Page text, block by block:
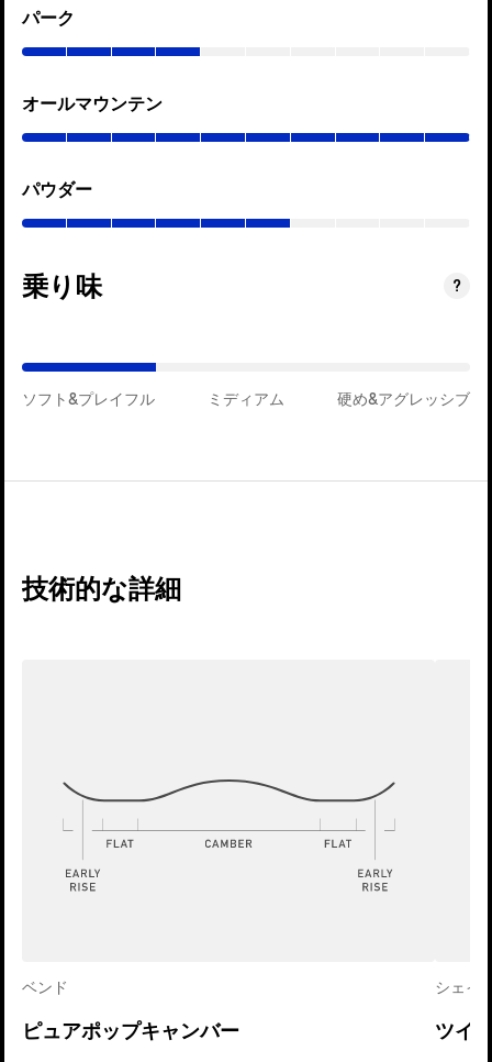
パーク
オールマウンテン
パウダー
乗り味
ア
ム)
?
ソフト&プレイフル ミディアム 硬め&アグレッシブ
技術的な詳細
ベンド
ピュアポップキャンバー
シェイ
ツイ